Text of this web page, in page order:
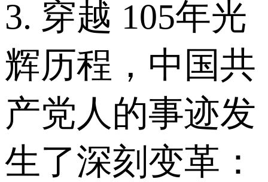
3. 穿越 105年光
辉历程，中国共
产党人的事迹发
生了深刻变革：